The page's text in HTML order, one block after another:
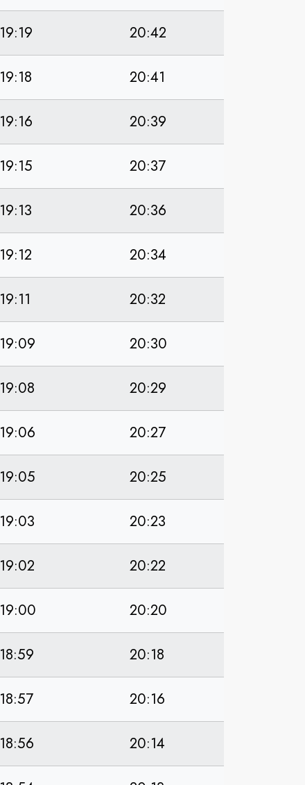
19:19 20:42
19:18 20:41
19:16 20:39
19:15 20:37
19:13 20:36
19:12 20:34
19:11 20:32
19:09 20:30
19:08 20:29
19:06 20:27
19:05 20:25
19:03 20:23
19:02 20:22
19:00 20:20
18:59 20:18
18:57 20:16
18:56 20:14